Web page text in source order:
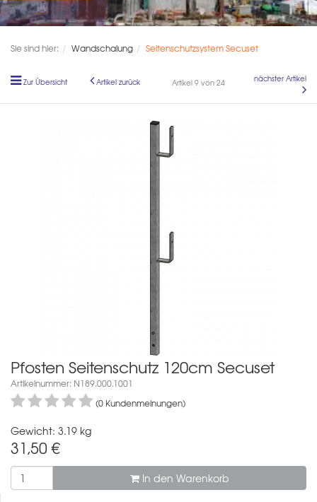
Sie sind hier: Wandschalung Seitenschutzsystem Secuset
Zur Übersicht Artikel zurück Artikel 9 von 24 nächster Artikel
Pfosten Seitenschutz 120cm Secuset
Artikelnummer: N189.000.1001
(0 Kundenmeinungen)
Gewicht: 3.19 kg
31,50 €
In den Warenkorb